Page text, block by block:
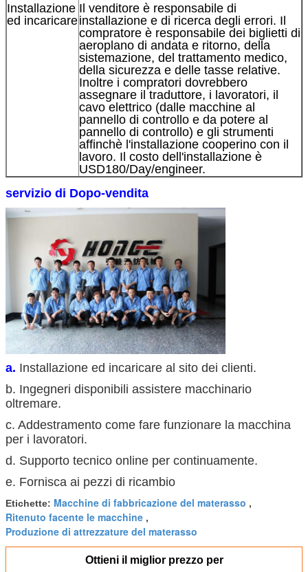
Installazione
ed incaricare
Il venditore è responsabile di
installazione e di ricerca degli errori. Il
compratore è responsabile dei biglietti di
aeroplano di andata e ritorno, della
sistemazione, del trattamento medico,
della sicurezza e delle tasse relative.
Inoltre i compratori dovrebbero
assegnare il traduttore, i lavoratori, il
cavo elettrico (dalle macchine al
pannello di controllo e da potere al
pannello di controllo) e gli strumenti
affinchè l'installazione cooperino con il
lavoro. Il costo dell'installazione è
USD180/Day/engineer.
servizio di Dopo-vendita
a. Installazione ed incaricare al sito dei clienti.
b. Ingegneri disponibili assistere macchinario
oltremare.
c. Addestramento come fare funzionare la macchina
per i lavoratori.
d. Supporto tecnico online per continuamente.
e. Fornisca ai pezzi di ricambio
Etichette: Macchine di fabbricazione del materasso ,
Ritenuto facente le macchine ,
Produzione di attrezzature del materasso
Ottieni il miglior prezzo per